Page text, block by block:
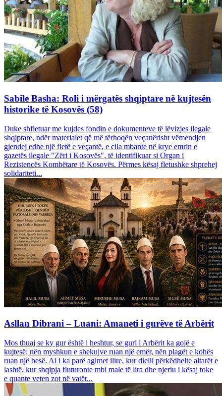
Sabile Basha: Roli i mërgatës shqiptare në kujtesën
historike të Kosovës (58)
Duke shfletuar me kujdes fondin e dokumenteve të lëvizjes ilegale
shqiptare, ndër materialet që më tërhoqën veçanërisht vëmendjen
gjendej edhe një fletë e veçantë, e cila mbante në krye emrin e
gazetës ilegale "Zëri i Kosovës", të identifikuar si Organ i
Rezistencës Kombëtare të Kosovës. Përmes kësaj fletushke shprehej
solidariteti...
Asllan Dibrani – Luani: Amaneti i gurëve të Arbërit
Mos thuaj se ky gur është i heshtur, se guri i Arbërit ka gojë e
kujtesë; nën myshkun e shekujve ruan një emër, nën plagët e kohës
ruan një besë. Ai i ka parë agimet ilire, kur dielli përkëdhelte altarët e
lashtë, kur shqipja fluturonte mbi male të lira dhe njeriu i kësaj toke
e quante veten zot në vatër...